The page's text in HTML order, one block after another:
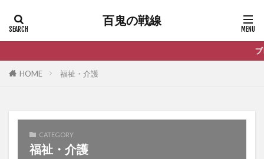
百鬼の戦線
ブロガー/
HOME 福祉・介護
CATEGORY
福祉・介護